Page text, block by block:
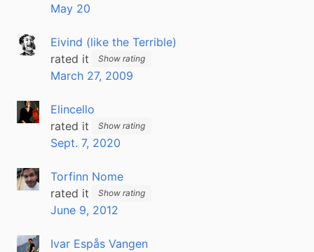
May 20
Eivind (like the Terrible)
rated it
Show rating
March 27, 2009
Elincello
rated it
Show rating
Sept. 7, 2020
Torfinn Nome
rated it
Show rating
June 9, 2012
Ivar Espås Vangen